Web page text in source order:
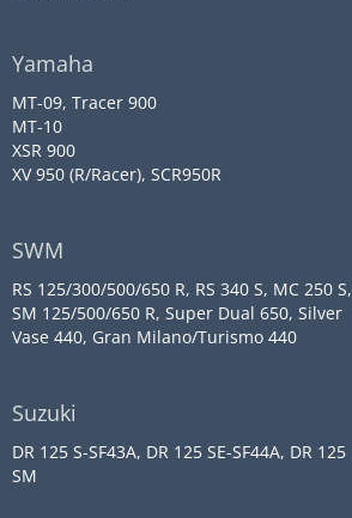
Yamaha
MT-09, Tracer 900
MT-10
XSR 900
XV 950 (R/Racer), SCR950R
SWM
RS 125/300/500/650 R, RS 340 S, MC 250 S,
SM 125/500/650 R, Super Dual 650, Silver
Vase 440, Gran Milano/Turismo 440
Suzuki
DR 125 S-SF43A, DR 125 SE-SF44A, DR 125
SM